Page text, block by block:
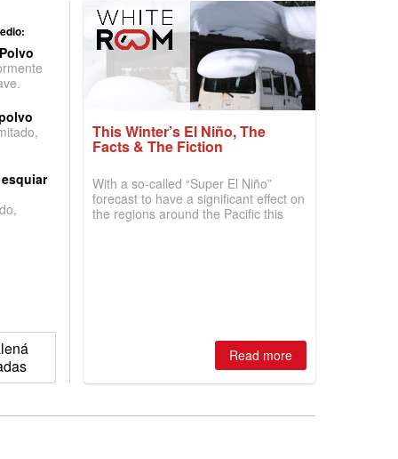
This Winter’s El Niño, The
Facts & The Fiction
With a so-called “Super El Niño”
forecast to have a significant effect on
the regions around the Pacific this
Read more